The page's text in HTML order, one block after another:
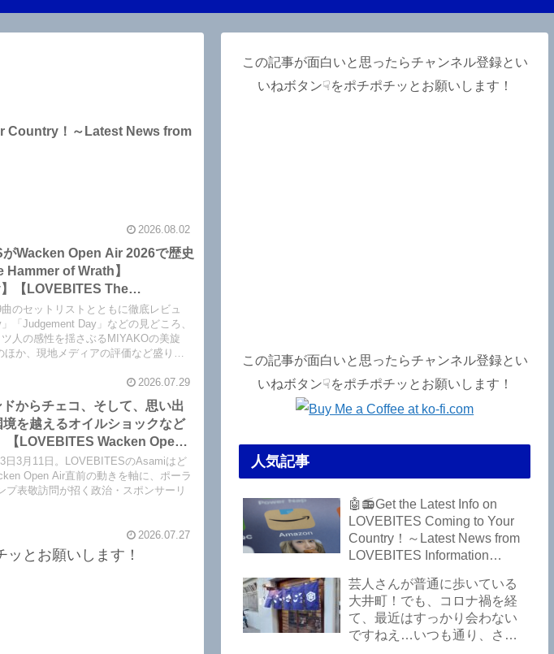
Country！～Latest News from
2026.08.02
Wacken Open Air 2026で歴史
of Wrath】
【LOVEBITES The
Soldier Stands
M.D.O.】
のセットリストとともに徹底レビュ
「Judgement Day」などの見どころ、
人の感性を揺さぶるMIYAKOの美旋
か、現地メディアの評価など盛りだ
2026.07.29
からチェコ、そして、思い出
を越えるオイルショックなど
【LOVEBITES Wacken Open
Will Remain】【LOVEBITES
Last Vibrations】
日3月11日。LOVEBITESのAsamiはど
Open Air直前の動きを軸に、ポーラ
表敬訪問が招く政治・スポンサーリ
2026.07.27
とお願いします！
この記事が面白いと思ったらチャンネル登録とい
いねボタン☟をポチポチッとお願いします！
この記事が面白いと思ったらチャンネル登録とい
いねボタン☟をポチポチッとお願いします！
人気記事
🤖📻Get the Latest Info on
LOVEBITES Coming to Your
Country！～Latest News from
LOVEBITES Information
芸人さんが普通に歩いている
大井町！でも、コロナ禍を経
て、最近はすっかり会わない
ですねえ…いつも通り、さぼ